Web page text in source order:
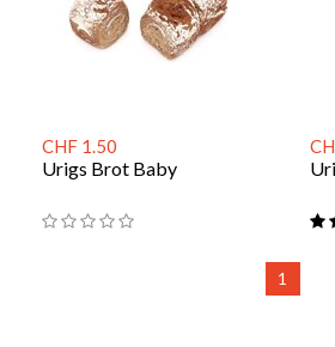
CHF 1.50
Urigs Brot Baby
1